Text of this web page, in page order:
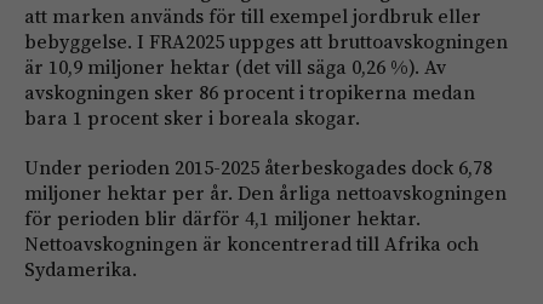
att marken används för till exempel jordbruk eller
bebyggelse. I FRA2025 uppges att bruttoavskogningen
är 10,9 miljoner hektar (det vill säga 0,26 %). Av
avskogningen sker 86 procent i tropikerna medan
bara 1 procent sker i boreala skogar.
Under perioden 2015-2025 återbeskogades dock 6,78
miljoner hektar per år. Den årliga nettoavskogningen
för perioden blir därför 4,1 miljoner hektar.
Nettoavskogningen är koncentrerad till Afrika och
Sydamerika.